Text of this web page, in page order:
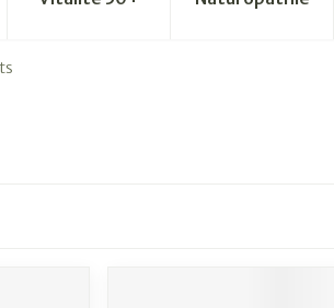
et hygiène
catégorie Régime, alimentation &
sous-menu pour la catégorie
Afficher le sous-menu pour
Afficher